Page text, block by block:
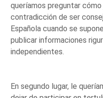
queríamos preguntar
contradicción de ser
Española cuando se
publicar informaciones
independientes.
En segundo lugar, le